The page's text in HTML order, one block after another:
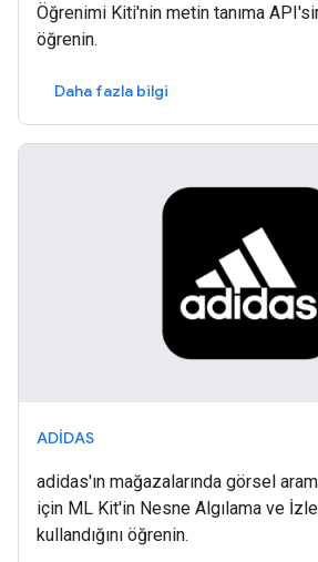
Öğrenimi Kiti'nin metin tanıma
öğrenin.
Daha fazla bilgi
ADIDAS
adidas'ın mağazalarında görsel
için ML Kit'in Nesne Algılama ve
kullandığını öğrenin.